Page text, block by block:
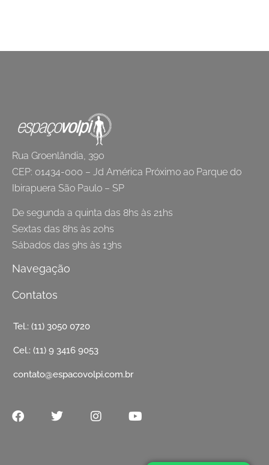
Rua Groenlândia, 390
CEP: 01434-000 – Jd América Próximo ao Parque do
Ibirapuera São Paulo – SP
De segunda a quinta das 8hs às 21hs
Sextas das 8hs às 20hs
Sábados das 9hs às 13hs
Navegação
Contatos
Tel.: (11) 3050 0720
Cel.: (11) 9 3416 9053
contato@espacovolpi.com.br